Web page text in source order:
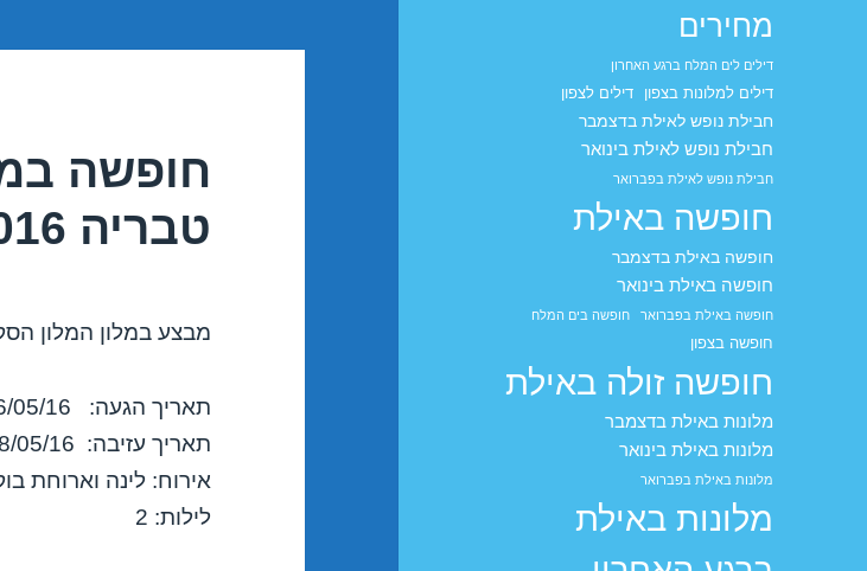
מחירים
דילים לים המלח ברגע האחרון
דילים למלונות בצפון דילים לצפון
חבילת נופש לאילת בדצמבר
חבילת נופש לאילת בינואר
חבילת נופש לאילת בפברואר
חופשה באילת
חופשה באילת בדצמבר
חופשה באילת בינואר
חופשה באילת בפברואר חופשה בים המלח
חופשה בצפון
חופשה זולה באילת
מלונות באילת בדצמבר
מלונות באילת בינואר
מלונות באילת בפברואר
מלונות באילת
חופשה
טבריה 26/05/2016
מבצע במלון המלון
תאריך הגעה: 26/05/16
תאריך עזיבה: 28/05/16
אירוח: לינה וארוחת
לילות: 2